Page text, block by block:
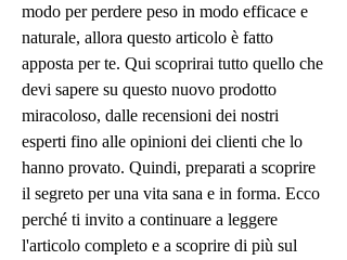
modo per perdere peso in modo efficace e
naturale, allora questo articolo è fatto
apposta per te. Qui scoprirai tutto quello che
devi sapere su questo nuovo prodotto
miracoloso, dalle recensioni dei nostri
esperti fino alle opinioni dei clienti che lo
hanno provato. Quindi, preparati a scoprire
il segreto per una vita sana e in forma. Ecco
perché ti invito a continuare a leggere
l'articolo completo e a scoprire di più sul